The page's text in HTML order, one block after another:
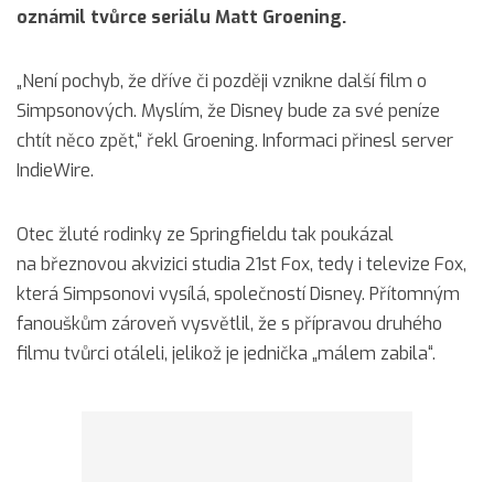
oznámil tvůrce seriálu Matt Groening.
„Není pochyb, že dříve či později vznikne další film o
Simpsonových. Myslím, že Disney bude za své peníze
chtít něco zpět,“ řekl Groening. Informaci přinesl server
IndieWire.
Otec žluté rodinky ze Springfieldu tak poukázal
na březnovou akvizici studia 21st Fox, tedy i televize Fox,
která Simpsonovi vysílá, společností Disney. Přítomným
fanouškům zároveň vysvětlil, že s přípravou druhého
filmu tvůrci otáleli, jelikož je jednička „málem zabila“.